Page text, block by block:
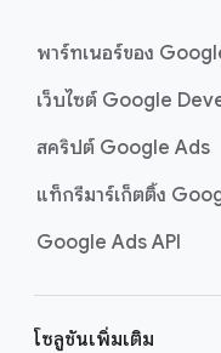
พาร์ทเนอร์ของ
เว็บไซต์ Google
สคริปต์ Google Ads
แท็กรีมาร์เก็ตติ้ง
Google Ads API
โซลูชันเพิ่มเติม